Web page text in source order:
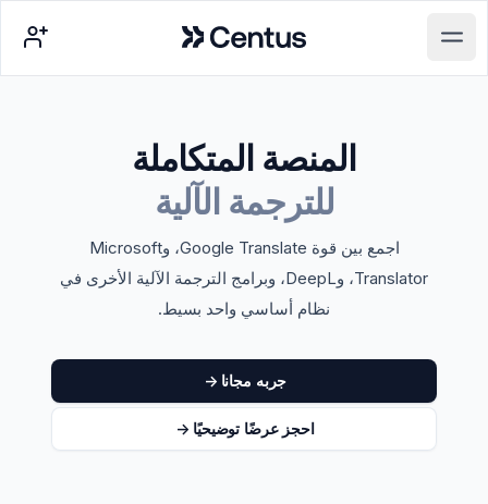
Open main menu
Centus
المنصة المتكاملة
للترجمة الآلية
اجمع بين قوة Google Translate، وMicrosoft
Translator، وDeepL، وبرامج الترجمة الآلية الأخرى في
نظام أساسي واحد بسيط.
جربه مجانا ->
احجز عرضًا توضيحيًا ->